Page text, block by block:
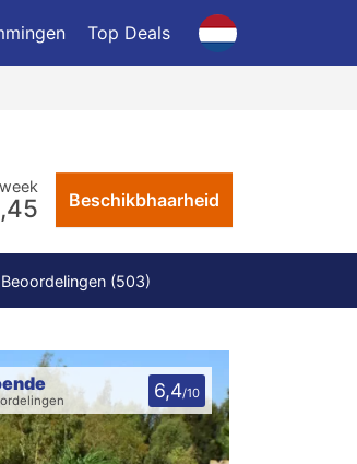
Top Deals
Beschikbhaarheid
Beoordelingen (503)
6,4/10